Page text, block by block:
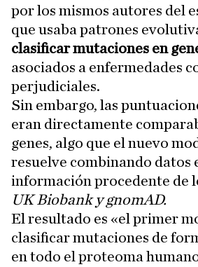
por los mismos autores del
que usaba patrones
clasificar mutaciones en
asociados a enfermedades
perjudiciales.
Sin embargo, las
eran directamente
genes, algo que el nuevo
resuelve combinando datos
información procedente de
UK Biobank y gnomAD.
El resultado es «el primer
clasificar mutaciones de
en todo el proteoma